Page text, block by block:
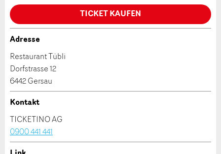
Nachricht
* Eingabe erforderlich
ANZEIGE WEITEREMPFEHLEN
Schliessen
Firma / Organisation:
Adresszusatz:
PLZ / Ort *:
TICKET KAUFEN
Adresse
Restaurant Tübli
Dorfstrasse 12
6442 Gersau
Kontakt
TICKETINO AG
0900 441 441